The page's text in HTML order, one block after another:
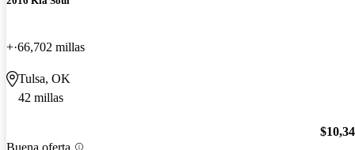
+ 66,702 millas
Tulsa, OK
42 millas
Buena oferta